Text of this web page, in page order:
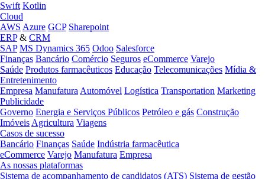
Swift Kotlin
Cloud
AWS Azure GCP Sharepoint
ERP& CRM
SAP MS Dynamics 365 Odoo Salesforce
Finanças Bancário Comércio Seguros eCommerce Varejo
Saúde Produtos farmacêuticos Educação Telecomunicações Mídia &
Entretenimento
Empresa Manufatura Automóvel Logística Transportation Marketing
Publicidade
Governo Energia e Serviços Públicos Petróleo e gás Construção
Imóveis Agricultura Viagens
Casos de sucesso
Bancário Finanças Saúde Indústria farmacêutica
eCommerce Varejo Manufatura Empresa
As nossas plataformas
Sistema de acompanhamento de candidatos (ATS) Sistema de gestão